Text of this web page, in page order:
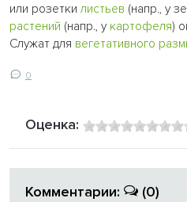
или розетки листьев (напр., у
растений (напр., у картофеля)
Служат для вегетативного
0
Оценка:
Комментарии: (0)